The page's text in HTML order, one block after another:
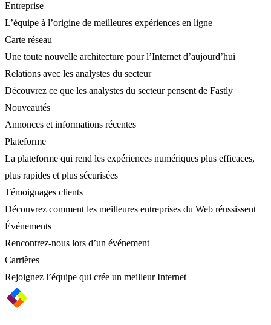
Entreprise
L’équipe à l’origine de meilleures expériences en ligne
Carte réseau
Une toute nouvelle architecture pour l’Internet d’aujourd’hui
Relations avec les analystes du secteur
Découvrez ce que les analystes du secteur pensent de Fastly
Nouveautés
Annonces et informations récentes
Plateforme
La plateforme qui rend les expériences numériques plus efficaces,
plus rapides et plus sécurisées
Témoignages clients
Découvrez comment les meilleures entreprises du Web réussissent
Événements
Rencontrez-nous lors d’un événement
Carrières
Rejoignez l’équipe qui crée un meilleur Internet